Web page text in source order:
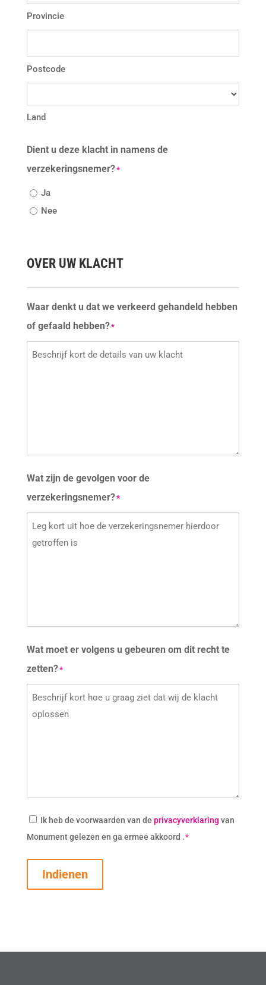
Provincie
Postcode
Land
Dient u deze klacht in namens de
verzekeringsnemer?*
Ja
Nee
OVER UW KLACHT
Waar denkt u dat we verkeerd gehandeld hebben
of gefaald hebben?*
Wat zijn de gevolgen voor de
verzekeringsnemer?*
Wat moet er volgens u gebeuren om dit recht te
zetten?*
Consent*
Ik heb de voorwaarden van de privacyverklaring van
Monument gelezen en ga ermee akkoord .*
Indienen